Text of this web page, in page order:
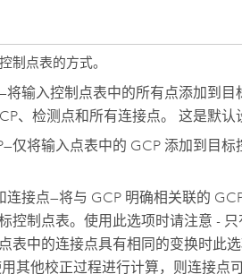
制点表的方式。
将输入控制点表中的所有点添加到目
、检测点和所有连接点。 这是默认
—仅将输入点表中的 GCP 添加到目标
连接点—将与 GCP 明确相关联的
控制点表。使用此选项时请注意 -
表中的连接点具有相同的变换时此
其他校正过程进行计算，则连接点